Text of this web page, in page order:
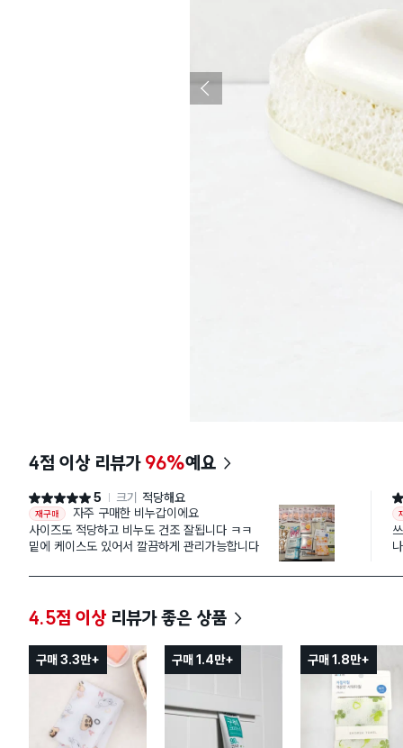
4점 이상 리뷰가 96%예요
별점 5점 5 크기 적당해요
재구매
자주 구매한 비누갑이에요
사이즈도 적당하고 비누도 건조 잘됩니다 ㅋㅋ
밑에 케이스도 있어서 깔끔하게 관리가능합니다
4.5점 이상 리뷰가 좋은 상품
구매 3.3만+ 구매 1.4만+ 구매 1.8만+